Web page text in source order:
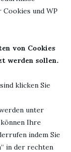
Cookies und WP
von Cookies
werden sollen.
klicken Sie
unter
Ihre
indem Sie
in der rechten
Independently